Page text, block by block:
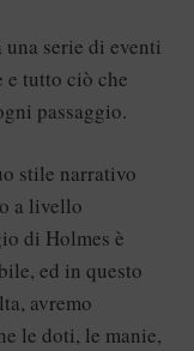
serie di eventi
e tutto ciò che
passaggio.
stile narrativo
a livello
di Holmes è
ed in questo
avremo
le doti, le manie,